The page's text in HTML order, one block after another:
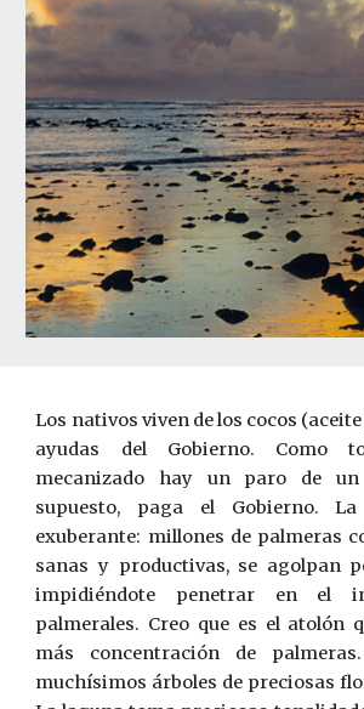
Los nativos viven de los cocos
ayudas del Gobierno. Como
mecanizado hay un paro de
supuesto, paga el Gobierno.
exuberante: millones de palmeras
sanas y productivas, se agolpan
impidiéndote penetrar en el
palmerales. Creo que es el atolón
más concentración de
muchísimos árboles de preciosas